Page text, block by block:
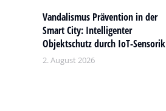
Vandalismus Prävention in der
Smart City: Intelligenter
Objektschutz durch IoT-Sensorik
2. August 2026